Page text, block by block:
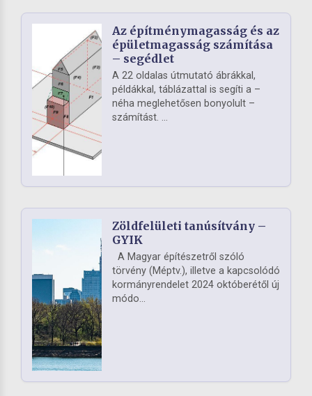
Az építménymagasság és az
épületmagasság számítása
– segédlet
A 22 oldalas útmutató ábrákkal,
példákkal, táblázattal is segíti a –
néha meglehetősen bonyolult –
számítást. ...
Zöldfelületi tanúsítvány –
GYIK
A Magyar építészetről szóló
törvény (Méptv.), illetve a kapcsolódó
kormányrendelet 2024 októberétől új
módo...